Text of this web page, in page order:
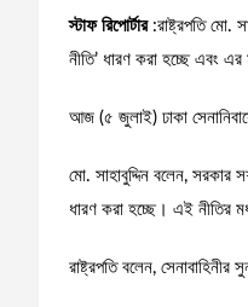
স্টাফ রিপোর্টার :রাষ্ট্রপতি মো.
নীতি’ ধারণ করা হচ্ছে এবং
আজ (৫ জুলাই) ঢাকা সেনানিবাসে
মো. সাহাবুদ্দিন বলেন, সরকার
ধারণ করা হচ্ছে। এই নীতির
রাষ্ট্রপতি বলেন,